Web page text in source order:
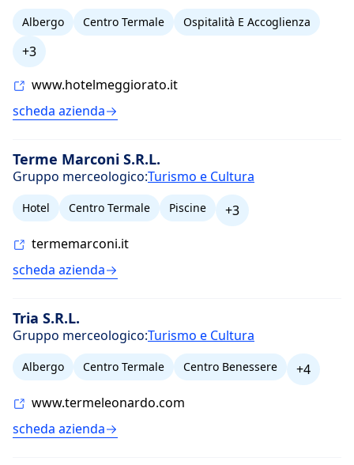
Albergo Centro Termale Ospitalità E Accoglienza
+3
www.hotelmeggiorato.it
scheda azienda
Terme Marconi S.R.L.
Gruppo merceologico:Turismo e Cultura
Hotel Centro Termale Piscine
+3
termemarconi.it
scheda azienda
Tria S.R.L.
Gruppo merceologico:Turismo e Cultura
Albergo Centro Termale Centro Benessere
+4
www.termeleonardo.com
scheda azienda